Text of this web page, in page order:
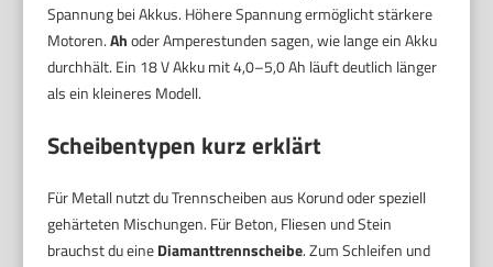
Spannung bei Akkus. Höhere Spannung ermöglicht stärkere
Motoren.Ahoder Amperestunden sagen, wie lange ein Akku
durchhält. Ein 18 V Akku mit 4,0–5,0 Ah läuft deutlich länger
als ein kleineres Modell.
Scheibentypen kurz erklärt
Für Metall nutzt du Trennscheiben aus Korund oder speziell
gehärteten Mischungen. Für Beton, Fliesen und Stein
brauchst du eineDiamanttrennscheibe. Zum Schleifen und